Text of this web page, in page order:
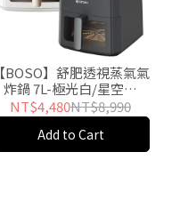
【BOSO】舒肥透視蒸氣氣
炸鍋 7L-極光白/星空黑
(BSKT-OA7W/B)-推
NT$4,480NT$8,990
Add to Cart